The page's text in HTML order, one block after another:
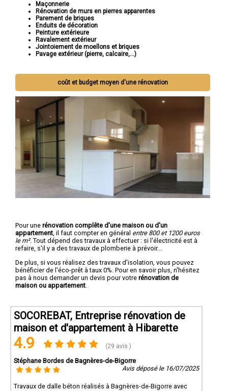
Maçonnerie
Rénovation de murs en pierres apparentes
Parement de briques
Enduits de décoration
Peinture extérieure
Ravalement extérieur
Jointoiement de moellons et briques
Pavage extérieur (pierre, calcaire,...)
coût et budget moyen d'une rénovation
Pour une rénovation complête d'une maison ou d'un
appartement , il faut compter en général entre 800 et 1200 euros
le m². Tout dépend des travaux à effectuer : si l'électricité est à
refaire, s'il y a des travaux de plomberie à prévoir...
De plus, si vous réalisez des travaux d'isolation, vous pouvez
bénéficier de l'éco-prêt à taux 0%. Pour en savoir plus, n'hésitez
pas à nous demander un devis pour votre rénovation de
maison ou appartement
SOCOREBAT, Entreprise rénovation de
maison et d'appartement à Hibarette
4.9 (29 avis )
Stéphane Bordes de Bagnères-de-Bigorre
Avis déposé le 16/07/2025
Travaux de dalle béton réalisés à Bagnères-de-Bigorre avec